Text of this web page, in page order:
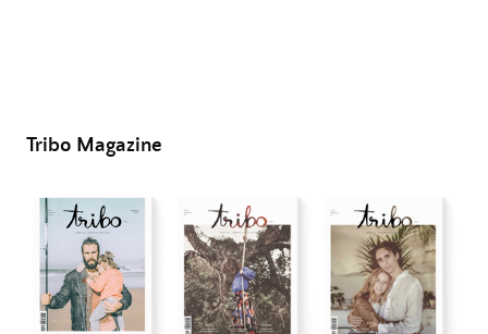
Tribo Magazine